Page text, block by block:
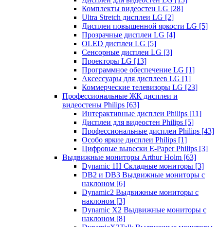
Комплекты видеостен LG [28]
Ultra Stretch дисплеи LG [2]
Дисплеи повышенной яркости LG [5]
Прозрачные дисплеи LG [4]
OLED дисплеи LG [5]
Сенсорные дисплеи LG [3]
Проекторы LG [13]
Программное обеспечение LG [1]
Аксессуары для дисплеев LG [1]
Коммерческие телевизоры LG [23]
Профессиональные ЖК дисплеи и
видеостены Philips [63]
Интерактивные дисплеи Philips [11]
Дисплеи для видеостен Philips [5]
Профессиональные дисплеи Philips [43]
Особо яркие дисплеи Philips [1]
Цифровые вывески E-Paper Philips [3]
Выдвижные мониторы Arthur Holm [63]
Dynamic 1Н Складные мониторы [3]
DB2 и DB3 Выдвижные мониторы с
наклоном [6]
Dynamic2 Выдвижные мониторы с
наклоном [3]
Dynamic X2 Выдвижные мониторы с
наклоном [8]